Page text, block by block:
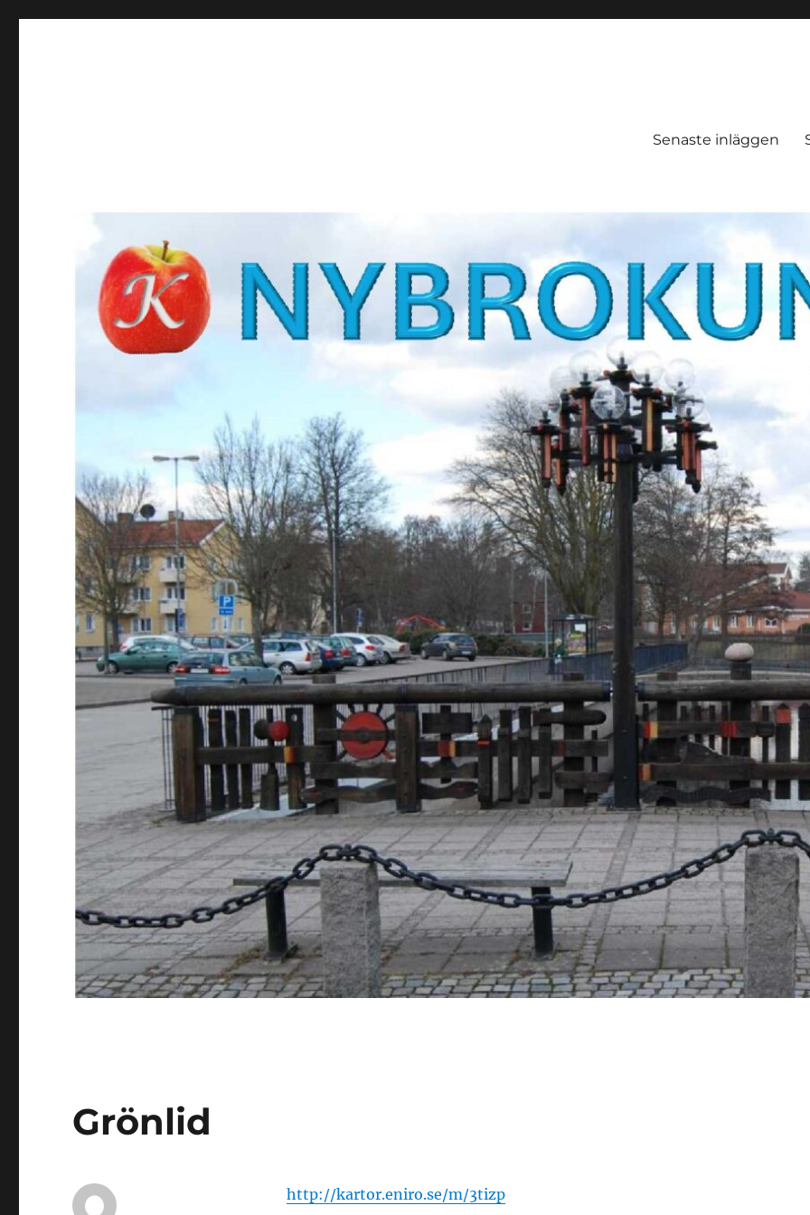
Senaste inläggen
Grönlid
http://kartor.eniro.se/m/3tizp